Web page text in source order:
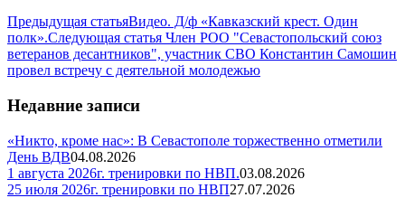
Предыдущая статьяВидео. Д/ф «Кавказский крест. Один
полк».Следующая статья Член РОО "Севастопольский союз
ветеранов десантников", участник СВО Константин Самошин
провел встречу с деятельной молодежью
Недавние записи
«Никто, кроме нас»: В Севастополе торжественно отметили
День ВДВ04.08.2026
1 августа 2026г. тренировки по НВП.03.08.2026
25 июля 2026г. тренировки по НВП27.07.2026